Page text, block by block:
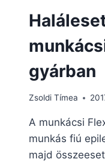
gyárban
Zsoldi Tímea
A munkácsi
munkás fiú
majd